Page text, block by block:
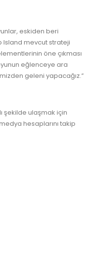
eskiden beri
Island mevcut strateji
öne çıkması
eğlenceye ara
geleni yapacağız.”
şekilde ulaşmak için
hesaplarını takip